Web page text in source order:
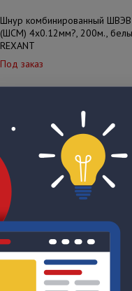
Шнур комбинированный ШВЭВ
(ШСМ) 4x0.12мм?, 200м.,
REXANT
Под заказ
РК 75-4-15 ГОСНИП